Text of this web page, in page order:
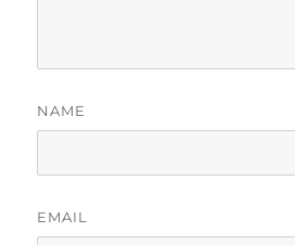
NAME
EMAIL